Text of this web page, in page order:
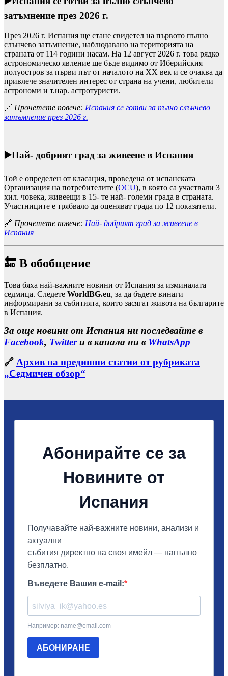
затъмнение през 2026 г.
През 2026 г. Испания ще стане свидетел на първото пълно
слънчево затъмнение, наблюдавано на територията на
страната от 114 години насам. На 12 август 2026 г. това рядко
астрономическо явление ще бъде видимо от Иберийския
полуостров за първи път от началото на XX век и се очаква да
привлече значителен интерес от страна на учени, любители
астрономи и т.нар. астротуристи.
🔗 Прочетете повече: Испания се готви за пълно слънчево
затъмнение през 2026 г.
▶️Най- добрият град за живеене в Испания
Той е определен от класация, проведена от испанската
Организация на потребителите (OCU), в която са участвали 3
хил. човека, живеещи в 15- те най- големи града в страната.
Участниците е трябвало да оценяват града по 12 показатели.
🔗 Прочетете повече: Най- добрият град за живеене в
Испания
🔚 В обобщение
Това бяха най-важните новини от Испания за изминалата
седмица. Следете WorldBG.eu, за да бъдете винаги
информирани за събитията, които засягат живота на българите
в Испания.
За още новини от Испания ни последвайте в
Facebook, Twitterи в канала ни в WhatsApp
🔗 Архив на предишни статии от рубриката
„Седмичен обзор“